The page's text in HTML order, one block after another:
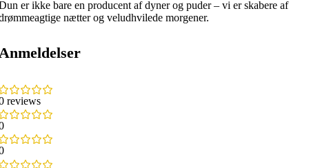
er ikke bare en producent af dyner og puder – vi er skabere af
nætter og veludhvilede morgener.
reviews